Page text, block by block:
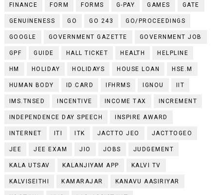
FINANCE FORM FORMS G-PAY GAMES GATE
GENUINENESS GO GO 243 GO/PROCEEDINGS
GOOGLE GOVERNMENT GAZETTE GOVERNMENT JOB
GPF GUIDE HALL TICKET HEALTH HELPLINE
HM HOLIDAY HOLIDAYS HOUSE LOAN HSE.M
HUMAN BODY ID CARD IFHRMS IGNOU IIT
IMS.TNSED INCENTIVE INCOME TAX INCREMENT
INDEPENDENCE DAY SPEECH INSPIRE AWARD
INTERNET ITI ITK JACTTO JEO JACTTOGEO
JEE JEE EXAM JIO JOBS JUDGEMENT
KALA UTSAV KALANJIYAM APP KALVI TV
KALVISEITHI KAMARAJAR KANAVU AASIRIYAR